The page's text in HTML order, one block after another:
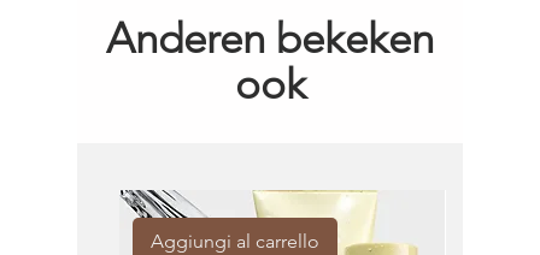
Anderen bekeken
ook
Aggiungi al carrello